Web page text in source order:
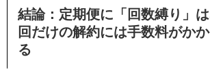
結論：定期便に「回数縛り」
回だけの解約には手数料がか
る